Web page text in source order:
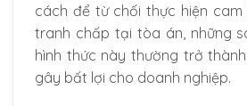
cách để từ chối thực hiện cam
tranh chấp tại tòa án, những
hình thức này thường trở
gây bất lợi cho doanh nghiệp.